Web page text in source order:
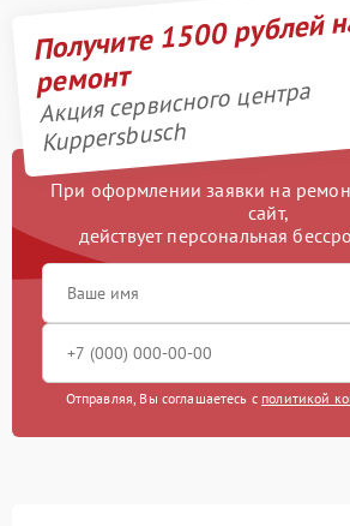
Получите 1500 рублей
ремонт
Акция сервисного центра
Kuppersbusch
При оформлении заявки на
сайт,
действует персональная
Отправляя, Вы соглашаетесь с политикой